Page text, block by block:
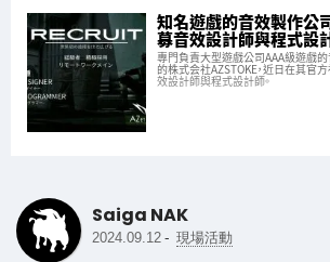
知名遊戲的音效製作公
募音效設計師與程式設
專門負責大型遊戲公司AAA級遊戲的
的株式会社AZSTOKE，近日在其官
效設計師與程式設計師。
Saiga NAK
2024.09.12 - 現場活動